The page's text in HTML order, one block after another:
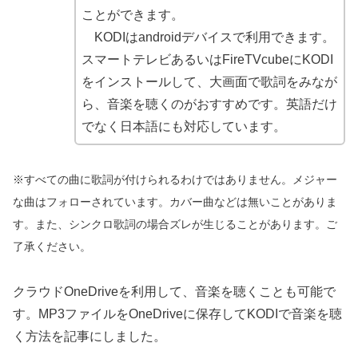
ことができます。
KODIはandroidデバイスで利用できます。
スマートテレビあるいはFireTVcubeにKODI
をインストールして、大画面で歌詞をみなが
ら、音楽を聴くのがおすすめです。英語だけ
でなく日本語にも対応しています。
※すべての曲に歌詞が付けられるわけではありません。メジャー
な曲はフォローされています。カバー曲などは無いことがありま
す。また、シンクロ歌詞の場合ズレが生じることがあります。ご
了承ください。
クラウドOneDriveを利用して、音楽を聴くことも可能で
す。MP3ファイルをOneDriveに保存してKODIで音楽を聴
く方法を記事にしました。